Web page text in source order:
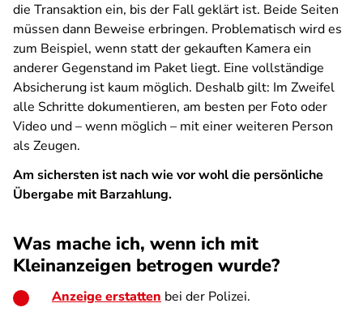
die Transaktion ein, bis der Fall geklärt ist. Beide Seiten
müssen dann Beweise erbringen. Problematisch wird es
zum Beispiel, wenn statt der gekauften Kamera ein
anderer Gegenstand im Paket liegt. Eine vollständige
Absicherung ist kaum möglich. Deshalb gilt: Im Zweifel
alle Schritte dokumentieren, am besten per Foto oder
Video und – wenn möglich – mit einer weiteren Person
als Zeugen.
Am sichersten ist nach wie vor wohl die persönliche
Übergabe mit Barzahlung.
Was mache ich, wenn ich mit
Kleinanzeigen betrogen wurde?
Anzeige erstatten bei der Polizei.